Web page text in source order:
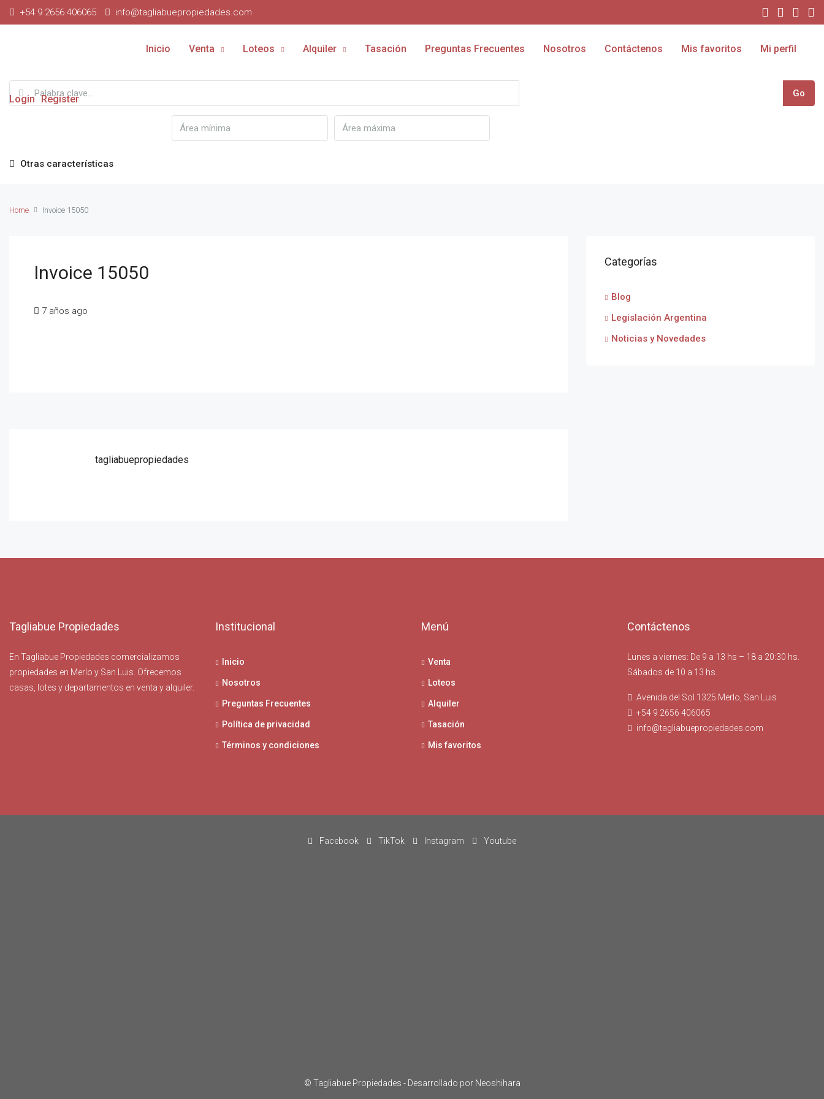
+54 9 2656 406065 info@tagliabuepropiedades.com
Inicio Venta Loteos Alquiler Tasación Preguntas Frecuentes Nosotros Contáctenos Mis favoritos Mi perfil
Login Register Go
Otras características
Home Invoice 15050
Invoice 15050
7 años ago
tagliabuepropiedades
Categorías
Blog
Legislación Argentina
Noticias y Novedades
Tagliabue Propiedades
En Tagliabue Propiedades comercializamos
propiedades en Merlo y San Luis. Ofrecemos
casas, lotes y departamentos en venta y alquiler.
Institucional
Inicio
Nosotros
Preguntas Frecuentes
Política de privacidad
Términos y condiciones
Menú
Venta
Loteos
Alquiler
Tasación
Mis favoritos
Contáctenos
Lunes a viernes: De 9 a 13 hs – 18 a 20:30 hs.
Sábados de 10 a 13 hs.
Avenida del Sol 1325 Merlo, San Luis
+54 9 2656 406065
info@tagliabuepropiedades.com
Facebook TikTok Instagram Youtube
© Tagliabue Propiedades - Desarrollado por Neoshihara